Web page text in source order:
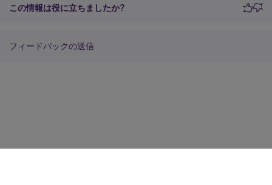
この情報は役に立ちましたか?
フィードバックの送信